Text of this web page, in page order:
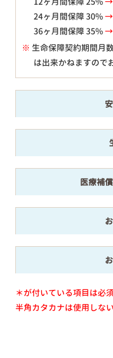
24ヶ月間保障 30%→
36ヶ月間保障 35%→
※ 生命保障契約期間月
は出来かねますので
医療補
＊が付いている項目は必
半角カタカナは使用しな